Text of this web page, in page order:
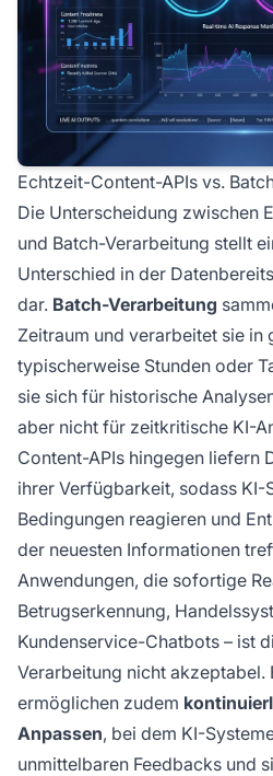
Echtzeit-Content-APIs vs.
Die Unterscheidung zwischen
und Batch-Verarbeitung stellt
Unterschied in der
dar. Batch-Verarbeitung
Zeitraum und verarbeitet sie in
typischerweise Stunden oder
sie sich für historische
aber nicht für zeitkritische KI-
Content-APIs hingegen liefern
ihrer Verfügbarkeit, sodass KI-
Bedingungen reagieren und
der neuesten Informationen
Anwendungen, die sofortige
Betrugserkennung,
Kundenservice-Chatbots – ist
Verarbeitung nicht akzeptabel.
ermöglichen zudem
Anpassen, bei dem KI-
unmittelbaren Feedbacks und